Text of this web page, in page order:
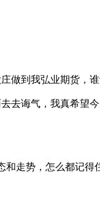
做到我弘业期货，
去诲气，我真希望
和走势，怎么都记得